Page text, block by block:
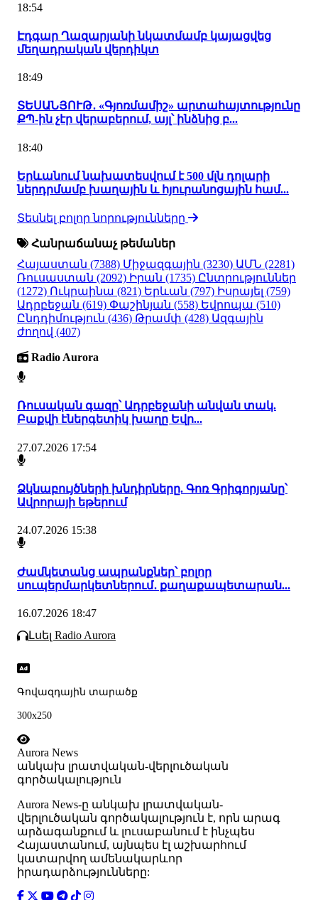
18:54
Էդգար Ղազարյանի նկատմամբ կայացվեց
մեղադրական վերդիկտ
18:49
ՏԵՍԱՆՅՈՒԹ․ «Գյոռմամիշ» արտահայտությունը
ՔՊ-ին չէր վերաբերում, այլ՝ ինձնից բ...
18:40
Երևանում նախատեսվում է 500 մլն դոլարի
ներդրմամբ խաղային և հյուրանոցային համ...
Տեսնել բոլոր նորությունները
Հանրաճանաչ թեմաներ
Հայաստան (7388) Միջազգային (3230) ԱՄՆ (2281)
Ռուսաստան (2092) Իրան (1735) Ընտրություններ
(1272) Ուկրաինա (821) Երևան (797) Իսրայել (759)
Ադրբեջան (619) Փաշինյան (558) Եվրոպա (510)
Ընդդիմություն (436) Թրամփ (428) Ազգային
ժողով (407)
Radio Aurora
Ռուսական գազը՝ Ադրբեջանի անվան տակ.
Բաքվի էներգետիկ խաղը Եվր...
27.07.2026 17:54
Ձկնաբույծների խնդիրները. Գոռ Գրիգորյանը՝
Ավրորայի եթերում
24.07.2026 15:38
Ժամկետանց ապրանքներ՝ բոլոր
սուպերմարկետներում․ քաղաքապետարան...
16.07.2026 18:47
Լսել Radio Aurora
Գովազդային տարածք
300x250
Aurora News
անկախ լրատվական-վերլուծական
գործակալություն
Аurora News-ը անկախ լրատվական-
վերլուծական գործակալություն է, որն արագ
արձագանքում և լուսաբանում է ինչպես
Հայաստանում, այնպես էլ աշխարհում
կատարվող ամենակարևոր
իրադարձությունները: